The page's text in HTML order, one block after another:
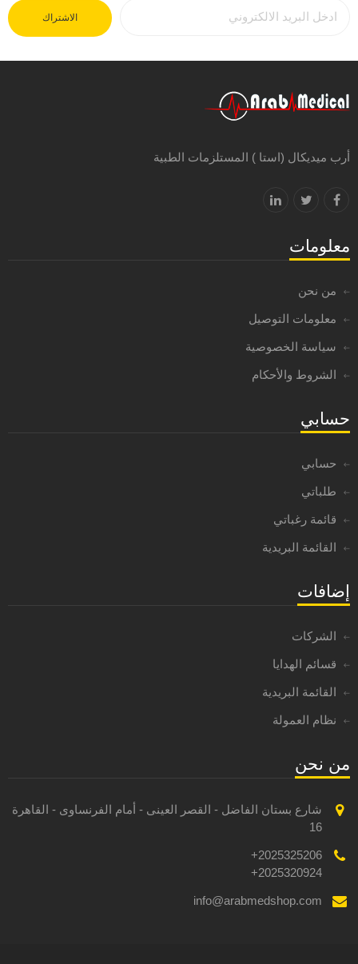
الاشتراك
أرب ميديكال (استا ) المستلزمات الطبية
معلومات
من نحن
معلومات التوصيل
سياسة الخصوصية
الشروط والأحكام
حسابي
حسابي
طلباتي
قائمة رغباتي
القائمة البريدية
إضافات
الشركات
قسائم الهدايا
القائمة البريدية
نظام العمولة
من نحن
شارع بستان الفاضل - القصر العينى - أمام الفرنساوى - القاهرة
16
2025325206+
2025320924+
info@arabmedshop.com